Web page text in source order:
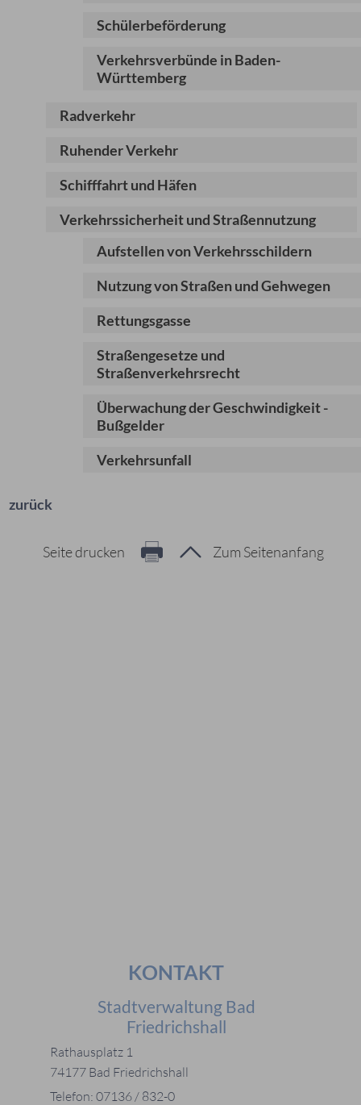
Schülerbeförderung
Verkehrsverbünde in Baden-
Württemberg
Radverkehr
Ruhender Verkehr
Schifffahrt und Häfen
Verkehrssicherheit und Straßennutzung
Aufstellen von Verkehrsschildern
Nutzung von Straßen und Gehwegen
Rettungsgasse
Straßengesetze und
Straßenverkehrsrecht
Überwachung der Geschwindigkeit -
Bußgelder
Verkehrsunfall
zurück
Zum Seitenanfang
Seite drucken
KONTAKT
Stadtverwaltung Bad
Friedrichshall
Rathausplatz 1
74177 Bad Friedrichshall
Telefon: 07136 / 832-0